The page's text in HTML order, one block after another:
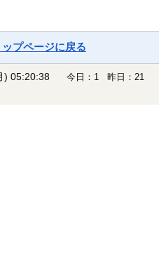
プページに戻る
) 05:20:38
今日：1 昨日：21